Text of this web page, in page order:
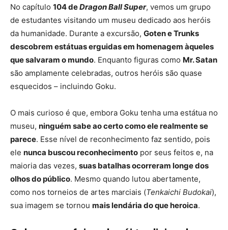
No capítulo 104 deDragon Ball Super, vemos um grupo
de estudantes visitando um museu dedicado aos heróis
da humanidade. Durante a excursão, Goten e Trunks
descobrem estátuas erguidas em homenagem àqueles
que salvaram o mundo. Enquanto figuras como Mr. Satan
são amplamente celebradas, outros heróis são quase
esquecidos – incluindo Goku.
O mais curioso é que, embora Goku tenha uma estátua no
museu, ninguém sabe ao certo como ele realmente se
parece. Esse nível de reconhecimento faz sentido, pois
ele nunca buscou reconhecimento por seus feitos e, na
maioria das vezes, suas batalhas ocorreram longe dos
olhos do público. Mesmo quando lutou abertamente,
como nos torneios de artes marciais (Tenkaichi Budokai),
sua imagem se tornou mais lendária do que heroica.